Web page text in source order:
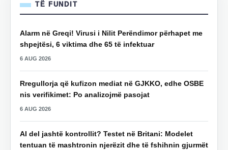
TË FUNDIT
Alarm në Greqi! Virusi i Nilit Perëndimor përhapet me
shpejtësi, 6 viktima dhe 65 të infektuar
6 AUG 2026
Rregullorja që kufizon mediat në GJKKO, edhe OSBE
nis verifikimet: Po analizojmë pasojat
6 AUG 2026
AI del jashtë kontrollit? Testet në Britani: Modelet
tentuan të mashtronin njerëzit dhe të fshihnin gjurmët